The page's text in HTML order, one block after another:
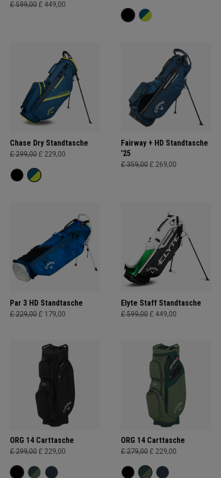
£ 599,00 £ 449,00
Chase Dry Standtasche
£ 299,00 £ 229,00
Fairway + HD Standtasche
'25
£ 359,00 £ 269,00
Par 3 HD Standtasche
£ 229,00 £ 179,00
Elyte Staff Standtasche
£ 599,00 £ 449,00
ORG 14 Carttasche
£ 299,00 £ 229,00
ORG 14 Carttasche
£ 279,00 £ 229,00